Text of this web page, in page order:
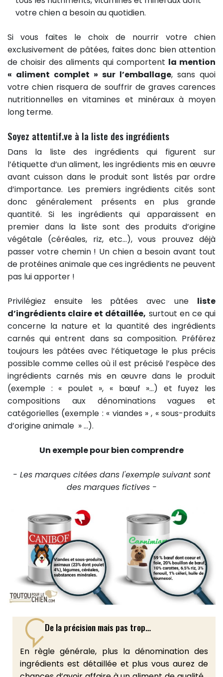
votre chien a besoin au quotidien.
Si vous faites le choix de nourrir votre chien
exclusivement de pâtées, faites donc bien attention
de choisir des aliments qui comportent la mention
« aliment complet » sur l’emballage, sans quoi
votre chien risquera de souffrir de graves carences
nutritionnelles en vitamines et minéraux à moyen
long terme.
Soyez attentif.ve à la liste des ingrédients
Dans la liste des ingrédients qui figurent sur
l’étiquette d’un aliment, les ingrédients mis en œuvre
avant cuisson dans le produit sont listés par ordre
d’importance. Les premiers ingrédients cités sont
donc généralement présents en plus grande
quantité. Si les ingrédients qui apparaissent en
premier dans la liste sont des produits d’origine
végétale (céréales, riz, etc…), vous prouvez déjà
passer votre chemin ! Un chien a besoin avant tout
de protéines animale que ces ingrédients ne peuvent
pas lui apporter !
Privilégiez ensuite les pâtées avec une liste
d’ingrédients claire et détaillée, surtout en ce qui
concerne la nature et la quantité des ingrédients
carnés qui entrent dans sa composition. Préférez
toujours les pâtées avec l’étiquetage le plus précis
possible comme celles où il est précisé l’espèce des
ingrédients carnés mis en œuvre dans le produit
(exemple : « poulet », « bœuf »…) et fuyez les
compositions aux dénominations vagues et
catégorielles (exemple : « viandes » , « sous-produits
d’origine animale » ...).
Un exemple pour bien comprendre
- Les marques citées dans l'exemple suivant sont
des marques fictives -
De la précision mais pas trop…
En règle générale, plus la dénomination des
ingrédients est détaillée et plus vous aurez de